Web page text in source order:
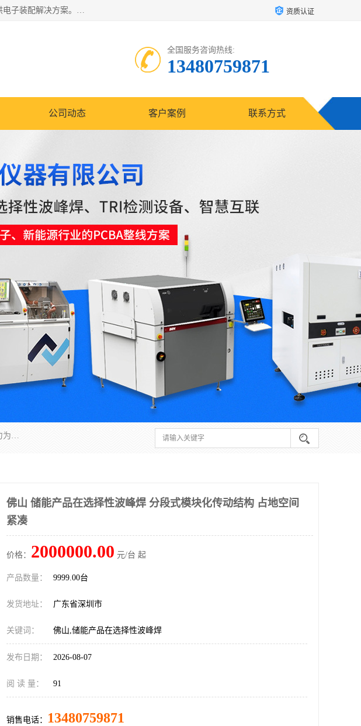
深圳市亿阳电子仪器有限公司坐落于风景秀丽的深圳市光明区，集SMT设备销售务为一体，努力为客户提供电子装配解决方案。与行业**SMT设备厂商：ASM（印刷机，锡膏检查机，贴片机），德国ERSA（爱莎）建立了稳固的代理合作关系，销售的设备一直保持**电子装配行业未来发展方向，能够满足客户各种繁杂产品的生产应用。 资质认证
全国服务咨询热线:
13480759871
公司动态 客户案例 联系方式
深圳市亿阳电子仪器有限公司坐落于风景秀丽的深圳市光明区，集SMT设备销售务为一体，努力为客户提供电子装配解决方案。与行业**SMT设备厂商：ASM（印刷机，锡膏检查机，贴片机），德国ERSA（爱莎）建立了稳固的代理合作关系，销售的设备一直保持**电子装配行业未来发展方向，能够满足客户各种繁杂产品的生产应用。
佛山 储能产品在选择性波峰焊 分段式模块化传动结构 占地空间
紧凑
价格： 2000000.00 元/台 起
产品数量： 9999.00台
发货地址： 广东省深圳市
关键词： 佛山,储能产品在选择性波峰焊
发布日期： 2026-08-07
阅 读 量： 91
销售电话： 13480759871